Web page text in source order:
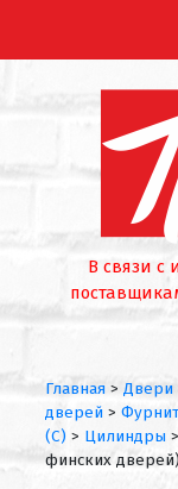
В связи с
Главная > Двери
дверей >
(С) > Цилиндры >
финских дверей)